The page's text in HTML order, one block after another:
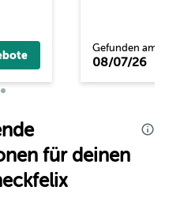
Gefunden am
08/07/26
für deinen